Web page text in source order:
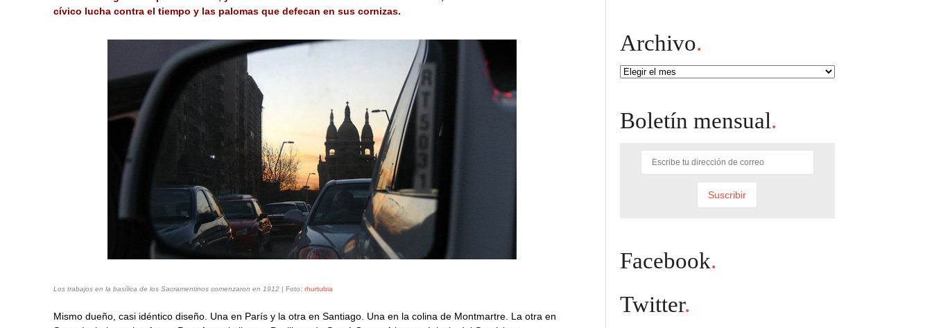
cívico lucha contra el tiempo y las palomas que defecan en sus cornizas.
Los trabajos en la basílica de los Sacramentinos comenzaron en 1912 | Foto:rhurtubia
Mismo dueño, casi idéntico diseño. Una en París y la otra en Santiago. Una en la colina de Montmartre. La otra en
Archivo.
Archivo
Boletín mensual.
Facebook.
Twitter.